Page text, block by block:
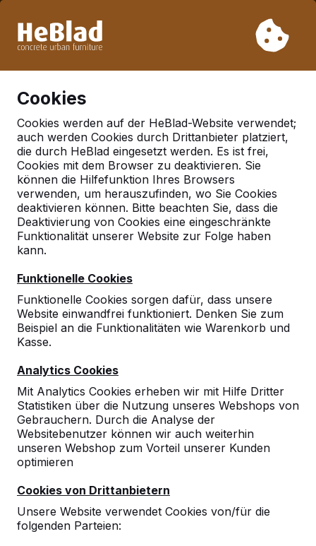
Woche 33 nicht. Bitte berücksichtigen Sie daher längere
Cookies
Cookies werden auf der HeBlad-Website verwendet;
auch werden Cookies durch Drittanbieter platziert,
die durch HeBlad eingesetzt werden. Es ist frei,
Cookies mit dem Browser zu deaktivieren. Sie
können die Hilfefunktion Ihres Browsers
verwenden, um herauszufinden, wo Sie Cookies
deaktivieren können. Bitte beachten Sie, dass die
Deaktivierung von Cookies eine eingeschränkte
Funktionalität unserer Website zur Folge haben
kann.
Funktionelle Cookies
Funktionelle Cookies sorgen dafür, dass unsere
Website einwandfrei funktioniert. Denken Sie zum
Beispiel an die Funktionalitäten wie Warenkorb und
Kasse.
Analytics Cookies
Mit Analytics Cookies erheben wir mit Hilfe Dritter
Statistiken über die Nutzung unseres Webshops von
Gebrauchern. Durch die Analyse der
Websitebenutzer können wir auch weiterhin
unseren Webshop zum Vorteil unserer Kunden
optimieren
Cookies von Drittanbietern
Unsere Website verwendet Cookies von/für die
folgenden Parteien:
Deutschland
Referenties in:Dresden
10
war absolut unkompliziert. Alle Fragen z.b.
zur Größe des Lieferfahrzeugs konnten
vorher geklärt werden, durch
Streckenlieferung eingeschränkte
Terminwahlmöglichkeiten, waren durch
frühzeitige Informationen und die Möglichkeit
auf den Nächsten Termin zu warten kein
Untergründen empfiehlt es sich
Kunststoffplatten in verschiedenen Stärken
zum Höhenausgleich vorzuhalten.
Die sehr angenehme Zusammenarbeit mit